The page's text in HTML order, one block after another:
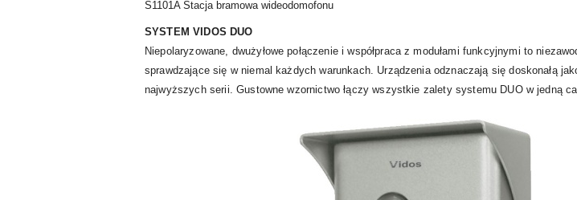
S1101A Stacja bramowa wideodomofonu
SYSTEM VIDOS DUO
Niepolaryzowane, dwużyłowe połączenie i współpraca z modułami funkcyjnymi to
sprawdzające się w niemal każdych warunkach. Urządzenia odznaczają się doskonałą
najwyższych serii. Gustowne wzornictwo łączy wszystkie zalety systemu DUO w jedną